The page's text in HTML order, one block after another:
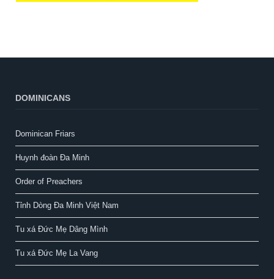
DOMINICANS
Dominican Friars
Huynh đoàn Đa Minh
Order of Preachers
Tỉnh Dòng Đa Minh Việt Nam
Tu xá Đức Mẹ Dâng Mình
Tu xá Đức Mẹ La Vang